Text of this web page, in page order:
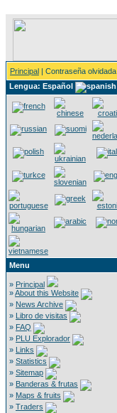
Principal | Contraseña olvidada
Lengua: Español
Menu
» Principal
»About this Website
» News Archive
» Libro de visitas
» FAQ
» PLU Explorador
» Links
» Statistics
» Sitemap
» Banderas & frutas
» Maps & fruits
» Traders